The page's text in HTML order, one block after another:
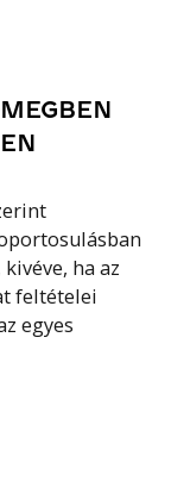
ha az
feltételei
egyes